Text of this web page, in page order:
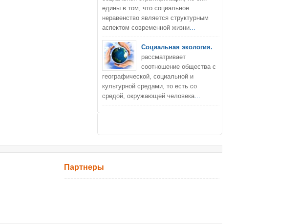
едины в том, что социальное
неравенство является структурным
аспектом современной жизни...
Социальная экология.
рассматривает
соотношение общества с
географической, социальной и
культурной средами, то есть со
средой, окружающей человека...
Партнеры